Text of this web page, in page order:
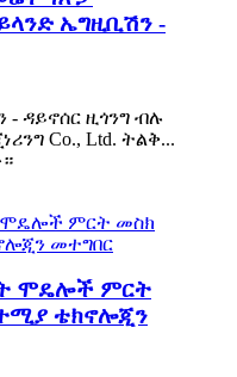
ኤግዚቢሽን -
ዳይኖሰር ዚጎንግ ብሉ
Co., Ltd. ትልቅ...
ሞዴሎች ምርት
ቴክኖሎጂን